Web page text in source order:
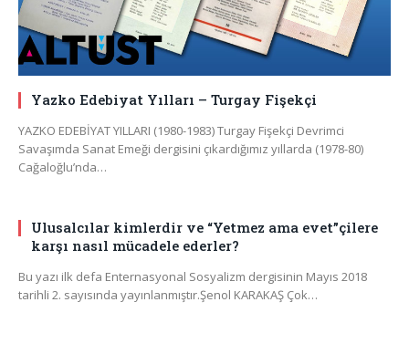
Yazko Edebiyat Yılları – Turgay Fişekçi
YAZKO EDEBİYAT YILLARI (1980-1983) Turgay Fişekçi Devrimci
Savaşımda Sanat Emeği dergisini çıkardığımız yıllarda (1978-80)
Cağaloğlu’nda…
Ulusalcılar kimlerdir ve “Yetmez ama evet”çilere
karşı nasıl mücadele ederler?
Bu yazı ilk defa Enternasyonal Sosyalizm dergisinin Mayıs 2018
tarihli 2. sayısında yayınlanmıştır.Şenol KARAKAŞ Çok…